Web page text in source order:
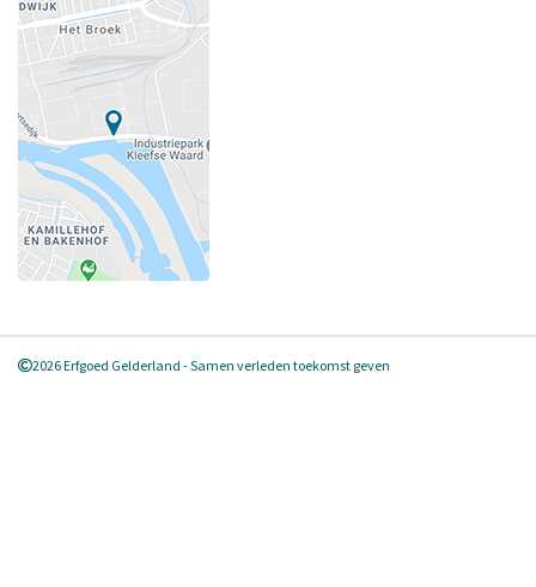
2026 Erfgoed Gelderland - Samen verleden toekomst geven